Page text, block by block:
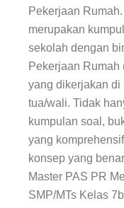
Pekerjaan
merupakan
sekolah dengan
Pekerjaan Rumah
yang dikerjakan di
tua/wali. Tidak
kumpulan soal,
yang
konsep yang
Master PAS PR
SMP/MTs Kelas